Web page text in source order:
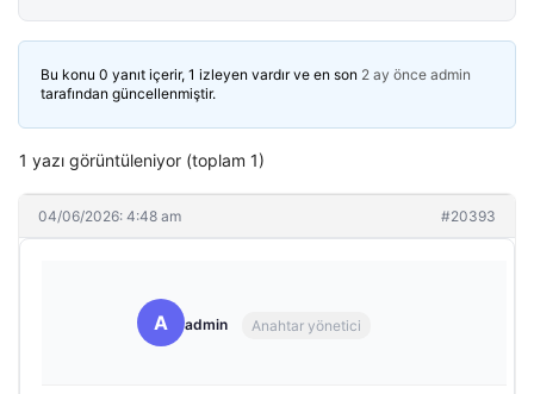
Bu konu 0 yanıt içerir, 1 izleyen vardır ve en son 2 ay önce admin
tarafından güncellenmiştir.
1 yazı görüntüleniyor (toplam 1)
04/06/2026: 4:48 am #20393
A admin Anahtar yönetici